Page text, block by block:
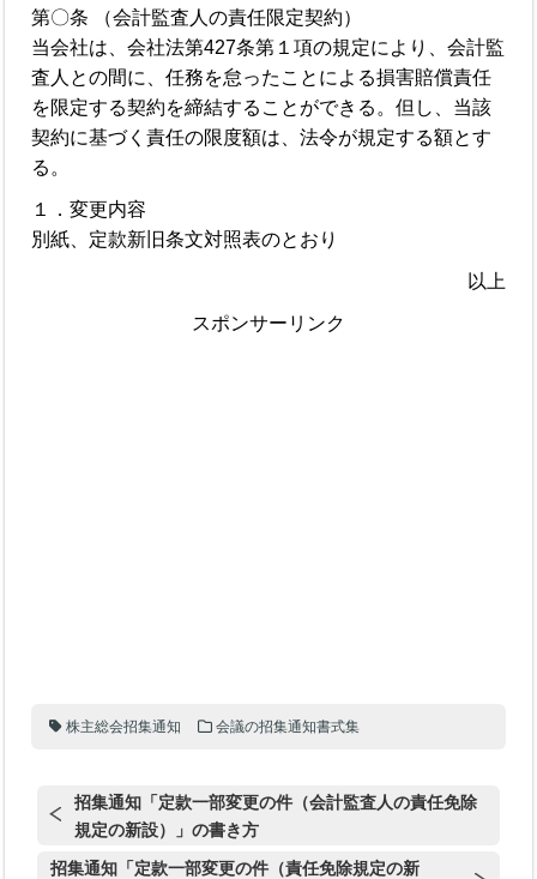
第〇条 （会計監査人の責任限定契約）
当会社は、会社法第427条第１項の規定により、会計監
査人との間に、任務を怠ったことによる損害賠償責任
を限定する契約を締結することができる。但し、当該
契約に基づく責任の限度額は、法令が規定する額とす
る。
１．変更内容
別紙、定款新旧条文対照表のとおり
以上
スポンサーリンク
株主総会招集通知 会議の招集通知書式集
招集通知「定款一部変更の件（会計監査人の責任免除
規定の新設）」の書き方
招集通知「定款一部変更の件（責任免除規定の新